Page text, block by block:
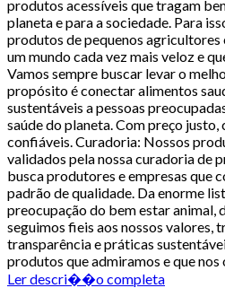
produtos acessíveis que tragam
planeta e para a sociedade. Para
produtos de pequenos agricultores
um mundo cada vez mais veloz e
Vamos sempre buscar levar o
propósito é conectar alimentos
sustentáveis a pessoas
saúde do planeta. Com preço
confiáveis. Curadoria: Nossos
validados pela nossa curadoria de
busca produtores e empresas que
padrão de qualidade. Da enorme
preocupação do bem estar animal,
seguimos fieis aos nossos valores,
transparência e práticas
produtos que admiramos e que nos
Ler descri��o completa